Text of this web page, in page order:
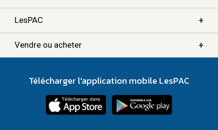
LesPAC +
Vendre ou acheter +
Télécharger l'application mobile LesPAC